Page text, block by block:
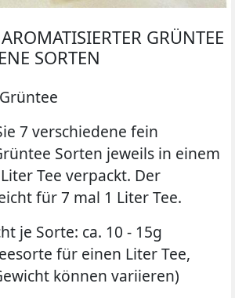
GRÜNTEE
SORTEN
7 verschiedene fein
Sorten jeweils in einem
Tee verpackt. Der
für 7 mal 1 Liter Tee.
je Sorte: ca. 10 - 15g
für einen Liter Tee,
können variieren)